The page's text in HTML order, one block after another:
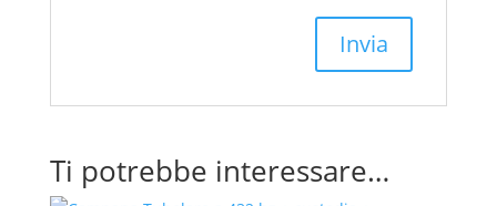
Ti potrebbe interessare…